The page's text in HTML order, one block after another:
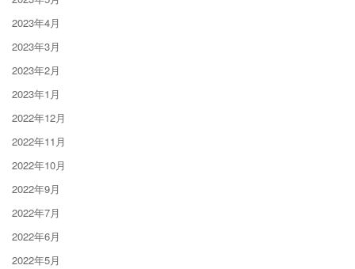
2023年4月
2023年3月
2023年2月
2023年1月
2022年12月
2022年11月
2022年10月
2022年9月
2022年7月
2022年6月
2022年5月